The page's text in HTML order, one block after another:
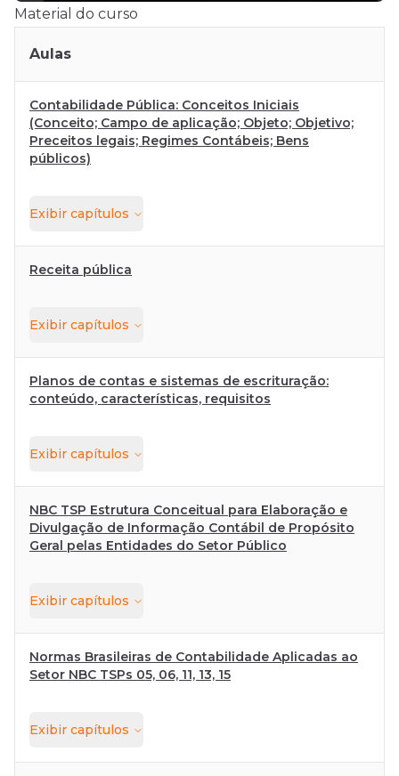
Material do curso
Aulas
Contabilidade Pública: Conceitos Iniciais
(Conceito; Campo de aplicação; Objeto; Objetivo;
Preceitos legais; Regimes Contábeis; Bens
públicos)
Exibir capítulos
Receita pública
Exibir capítulos
Planos de contas e sistemas de escrituração:
conteúdo, características, requisitos
Exibir capítulos
NBC TSP Estrutura Conceitual para Elaboração e
Divulgação de Informação Contábil de Propósito
Geral pelas Entidades do Setor Público
Exibir capítulos
Normas Brasileiras de Contabilidade Aplicadas ao
Setor NBC TSPs 05, 06, 11, 13, 15
Exibir capítulos